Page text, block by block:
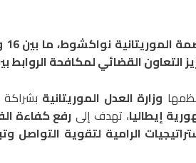
التعاون القضائي لمكافحة
وزارة العدل الموريتانية
إيطاليا، تهدف إلى رفع كفاءة
الرامية لتقوية التواصل